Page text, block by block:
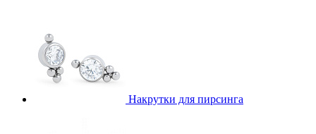
Накрутки для пирсинга